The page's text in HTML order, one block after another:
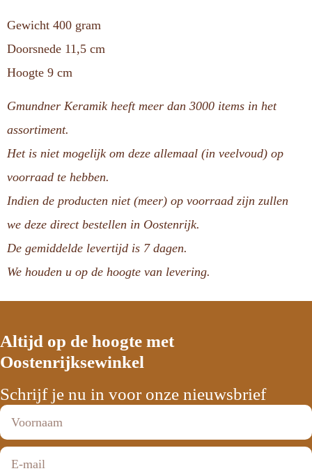
Gewicht 400 gram
Doorsnede 11,5 cm
Hoogte 9 cm
Gmundner Keramik heeft meer dan 3000 items in het
assortiment.
Het is niet mogelijk om deze allemaal (in veelvoud) op
voorraad te hebben.
Indien de producten niet (meer) op voorraad zijn zullen
we deze direct bestellen in Oostenrijk.
De gemiddelde levertijd is 7 dagen.
We houden u op de hoogte van levering.
Altijd op de hoogte met
Oostenrijksewinkel
Schrijf je nu in voor onze nieuwsbrief